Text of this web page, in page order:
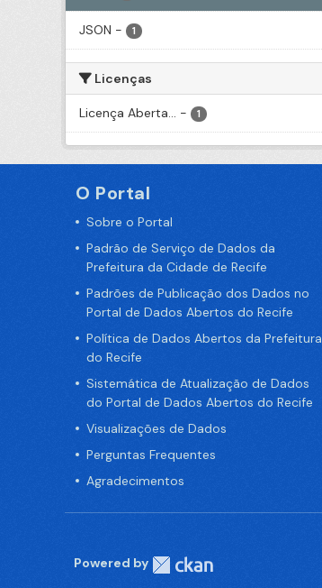
JSON - 1
Licenças
Licença Aberta... - 1
O Portal
Sobre o Portal
Padrão de Serviço de Dados da
Prefeitura da Cidade de Recife
Padrões de Publicação dos Dados no
Portal de Dados Abertos do Recife
Política de Dados Abertos da Prefeitura
do Recife
Sistemática de Atualização de Dados
do Portal de Dados Abertos do Recife
Visualizações de Dados
Perguntas Frequentes
Agradecimentos
Powered by